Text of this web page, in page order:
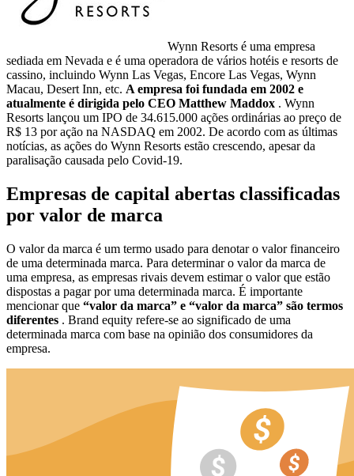
Wynn Resorts é uma empresa
sediada em Nevada e é uma operadora de vários hotéis e resorts de
cassino, incluindo Wynn Las Vegas, Encore Las Vegas, Wynn
Macau, Desert Inn, etc. A empresa foi fundada em 2002 e
atualmente é dirigida pelo CEO Matthew Maddox . Wynn
Resorts lançou um IPO de 34.615.000 ações ordinárias ao preço de
R$ 13 por ação na NASDAQ em 2002. De acordo com as últimas
notícias, as ações do Wynn Resorts estão crescendo, apesar da
paralisação causada pelo Covid-19.
Empresas de capital abertas classificadas
por valor de marca
O valor da marca é um termo usado para denotar o valor financeiro
de uma determinada marca. Para determinar o valor da marca de
uma empresa, as empresas rivais devem estimar o valor que estão
dispostas a pagar por uma determinada marca. É importante
mencionar que “valor da marca” e “valor da marca” são termos
diferentes . Brand equity refere-se ao significado de uma
determinada marca com base na opinião dos consumidores da
empresa.